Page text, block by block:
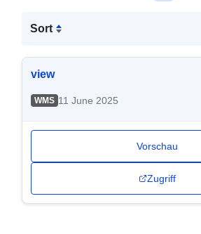
Sort
view
WMS 11 June 2025
Vorschau
Zugriff